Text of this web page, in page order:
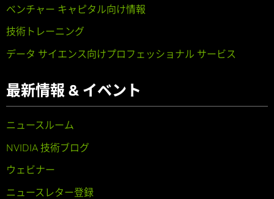
ベンチャー キャピタル向け情報
技術トレーニング
データ サイエンス向けプロフェッショナル サービス
最新情報 & イベント
ニュースルーム
NVIDIA 技術ブログ
ウェビナー
ニュースレター登録